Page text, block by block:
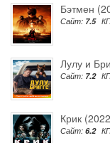
Бэтмен
Сайт: 7.5
Лулу и
Сайт: 7.2
Крик
Сайт: 6.2